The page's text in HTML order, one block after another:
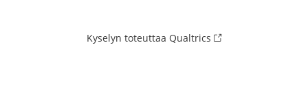
Kyselyn toteuttaa Qualtrics